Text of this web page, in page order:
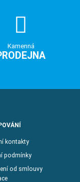
Kamenná
kontakty
podmínky
od smlouvy